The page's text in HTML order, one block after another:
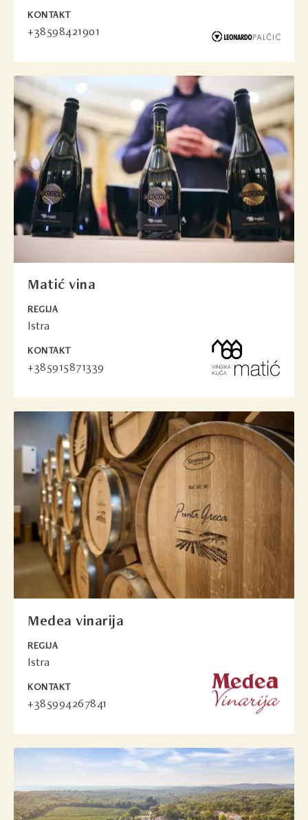
KONTAKT
+38598421901
Matić vina
REGIJA
Istra
KONTAKT
+385915871339
Medea vinarija
REGIJA
Istra
KONTAKT
+385994267841